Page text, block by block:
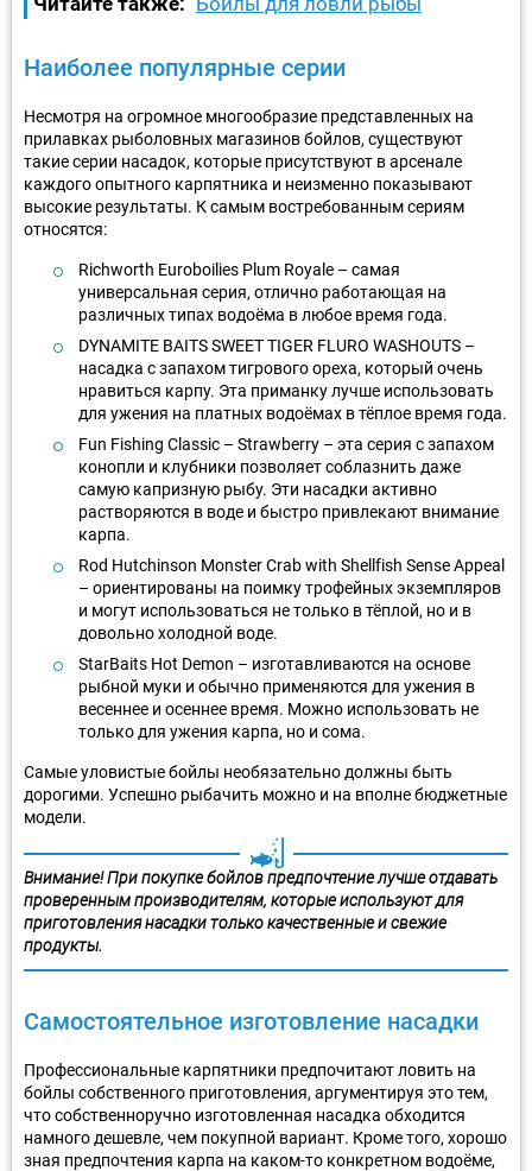
Наиболее популярные серии
Несмотря на огромное многообразие представленных на
прилавках рыболовных магазинов бойлов, существуют
такие серии насадок, которые присутствуют в арсенале
каждого опытного карпятника и неизменно показывают
высокие результаты. К самым востребованным сериям
относятся:
Richworth Euroboilies Plum Royale – самая
универсальная серия, отлично работающая на
различных типах водоёма в любое время года.
DYNAMITE BAITS SWEET TIGER FLURO WASHOUTS –
насадка с запахом тигрового ореха, который очень
нравиться карпу. Эта приманку лучше использовать
для ужения на платных водоёмах в тёплое время года.
Fun Fishing Classic – Strawberry – эта серия с запахом
конопли и клубники позволяет соблазнить даже
самую капризную рыбу. Эти насадки активно
растворяются в воде и быстро привлекают внимание
карпа.
Rod Hutchinson Monster Crab with Shellfish Sense Appeal
– ориентированы на поимку трофейных экземпляров
и могут использоваться не только в тёплой, но и в
довольно холодной воде.
StarBaits Hot Demon – изготавливаются на основе
рыбной муки и обычно применяются для ужения в
весеннее и осеннее время. Можно использовать не
только для ужения карпа, но и сома.
Самые уловистые бойлы необязательно должны быть
дорогими. Успешно рыбачить можно и на вполне бюджетные
модели.
Внимание! При покупке бойлов предпочтение лучше отдавать
проверенным производителям, которые используют для
приготовления насадки только качественные и свежие
продукты.
Самостоятельное изготовление насадки
Профессиональные карпятники предпочитают ловить на
бойлы собственного приготовления, аргументируя это тем,
что собственноручно изготовленная насадка обходится
намного дешевле, чем покупной вариант. Кроме того, хорошо
зная предпочтения карпа на каком-то конкретном водоёме,